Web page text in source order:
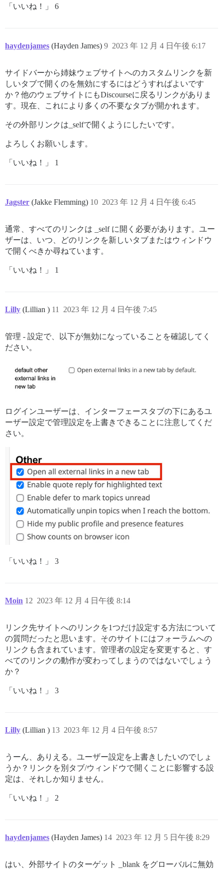
「いいね！」 6
haydenjames (Hayden James) 2023 年 12 月 4 日午後 6:17
9
サイドバーから姉妹ウェブサイトへのカスタムリンクを新
しいタブで開くのを無効にするにはどうすればよいです
か？他のウェブサイトにもDiscourseに戻るリンクがありま
す。現在、これにより多くの不要なタブが開かれます。
その外部リンクは_selfで開くようにしたいです。
よろしくお願いします。
「いいね！」 1
Jagster (Jakke Flemming) 2023 年 12 月 4 日午後 6:45
10
通常、すべてのリンクは _self に開く必要があります。ユー
ザーは、いつ、どのリンクを新しいタブまたはウィンドウ
で開くべきか尋ねています。
「いいね！」 1
Lilly (Lillian ) 2023 年 12 月 4 日午後 7:45
11
管理 - 設定で、以下が無効になっていることを確認してく
ださい。
ログインユーザーは、インターフェースタブの下にあるユ
ーザー設定で管理設定を上書きできることに注意してくだ
さい。
「いいね！」 3
Moin 2023 年 12 月 4 日午後 8:14
12
リンク先サイトへのリンクを1つだけ設定する方法について
の質問だったと思います。そのサイトにはフォーラムへの
リンクも含まれています。管理者の設定を変更すると、す
べてのリンクの動作が変わってしまうのではないでしょう
か？
「いいね！」 3
Lilly (Lillian ) 2023 年 12 月 4 日午後 8:57
13
うーん、ありえる。ユーザー設定を上書きしたいのでしょ
うか？リンクを別タブ/ウィンドウで開くことに影響する設
定は、それしか知りません。
「いいね！」 2
haydenjames (Hayden James) 2023 年 12 月 5 日午後 8:29
14
はい、外部サイトのターゲット _blank をグローバルに無効